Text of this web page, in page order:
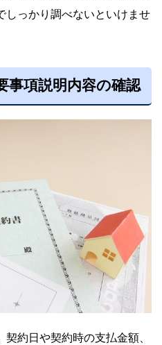
しっかり調べないといけませ
事項説明内容の確認
約日や契約時の支払金額、